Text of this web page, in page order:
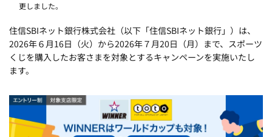
更しました。
住信SBIネット銀行株式会社（以下「住信SBIネット銀行」）は、
2026年６月16日（火）から2026年７月20日（月）まで、スポーツ
くじを購入したお客さまを対象とするキャンペーンを実施いたし
ます。